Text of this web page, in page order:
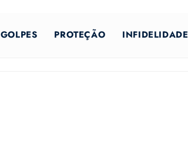
GOLPES PROTEÇÃO INFIDELIDADE